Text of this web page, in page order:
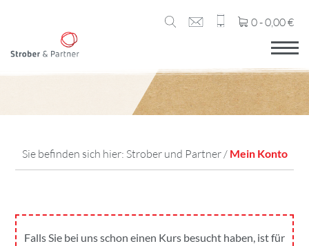
0 -0,00€
Sie befinden sich hier: Strober und Partner/ Mein Konto
Falls Sie bei uns schon einen Kurs besucht haben, ist für